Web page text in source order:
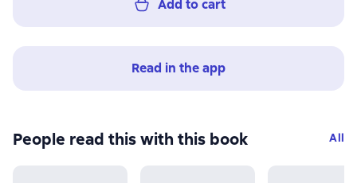
Add to cart
Read in the app
People read this with this book All